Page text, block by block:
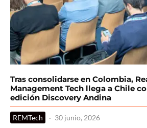
Tras consolidarse en Colombia,
Management Tech llega a Chile
edición Discovery Andina
REMTech · 30 junio, 2026